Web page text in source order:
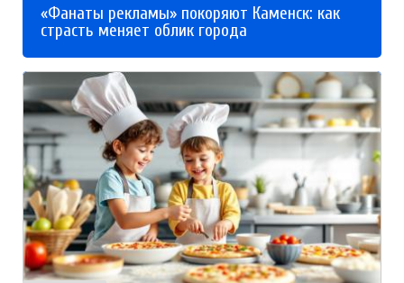
«Фанаты рекламы» покоряют Каменск: как
страсть меняет облик города